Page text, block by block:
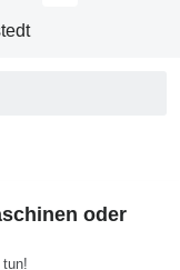
oder